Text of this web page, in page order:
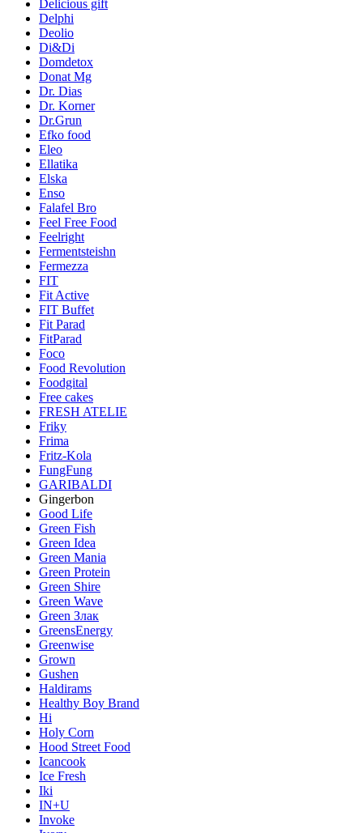
Delicious gift
Delphi
Deolio
Di&Di
Domdetox
Donat Mg
Dr. Dias
Dr. Korner
Dr.Grun
Efko food
Eleo
Ellatika
Elska
Enso
Falafel Bro
Feel Free Food
Feelright
Fermentsteishn
Fermezza
FIT
Fit Active
FIT Buffet
Fit Parad
FitParad
Foco
Food Revolution
Foodgital
Free cakes
FRESH ATELIE
Friky
Frima
Fritz-Kola
FungFung
GARIBALDI
Gingerbon
Good Life
Green Fish
Green Idea
Green Mania
Green Protein
Green Shire
Green Wave
Green Злак
GreensEnergy
Greenwise
Grown
Gushen
Haldirams
Healthy Boy Brand
Hi
Holy Corn
Hood Street Food
Icancook
Ice Fresh
Iki
IN+U
Invoke